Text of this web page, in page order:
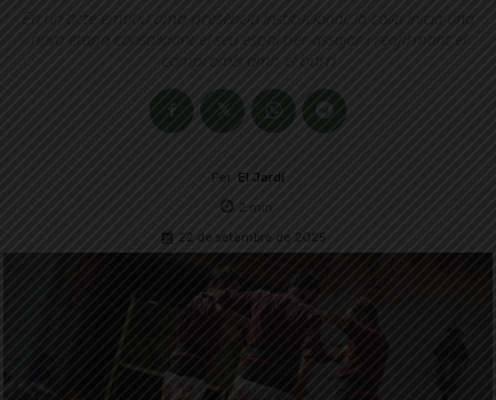
En un acte emotiu amb presència institucional, la colla inicia una
nova etapa consolidant el seu espai per assajar i reafirmant el
compromís amb el barri
Per El Jardí
2 min.
22 de setembre de 2025